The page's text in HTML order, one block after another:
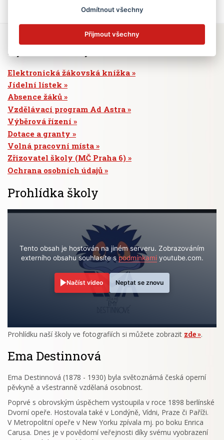
Rychlé odkazy
Elektronická žákovská knížka
Jídelní lístek
Absence žáků
Vzdělávací program Ad Astra
Výběrová řízení
Dotace a granty
Volná pracovní místa
Zřizovatel školy (MČ Praha 6)
Ochrana osobních údajů
Prohlídka školy
Tento obsah je hostován na jiném serveru. Zobrazováním
externího obsahu souhlasíte spodmínkamiyoutube.com.
Načíst video Neptat se znovu
Prohlídku naší školy ve fotografiích si můžete zobrazit zde .
Ema Destinnová
Ema Destinnová (1878 - 1930) byla světoznámá česká operní
pěvkyně a všestranně vzdělaná osobnost.
Poprvé s obrovským úspěchem vystoupila v roce 1898 berlínské
Dvorní opeře. Hostovala také v Londýně, Vídni, Praze či Paříži.
V Metropolitní opeře v New Yorku zpívala mj. po boku Enrica
Carusa. Dnes je v povědomí veřejnosti díky svému vyobrazení
Odmítnout všechny
Přijmout všechny